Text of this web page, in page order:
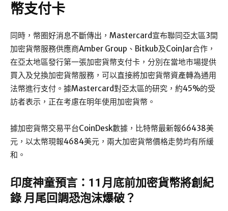
幣支付卡
同時，幣圈好消息不斷傳出，Mastercard宣布聯同亞太區3間
加密貨幣服務供應商Amber Group、Bitkub及CoinJar合作，
在亞太地區發行第一張加密貨幣支付卡，分別在當地市場提供
買入及兌換加密貨幣服務，可以直接將加密貨幣資產轉為通用
法幣進行支付。據Mastercard對亞太區的研究，約45%的受
訪者表示，正在考慮在明年使用加密貨幣。
據加密貨幣交易平台CoinDesk數據，比特幣最新報66438美
元，以太幣現報4684美元，兩大加密貨幣價格走勢均有所緩
和。
印度神童預言：11月底前加密貨幣將創紀
錄 月尾回調恐泡沫爆破？